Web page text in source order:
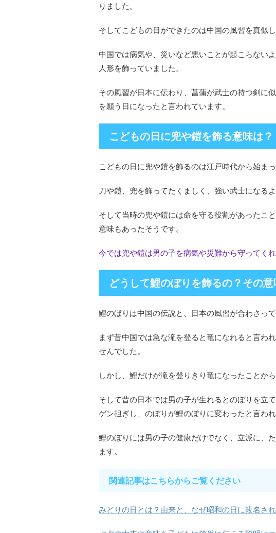
りました。
そしてこどもの日ができたのは中国の風習を真似し
中国では病気や、災いなど悪いことが起こらない
人形を飾っていました。
その風習が日本に伝わり、菖蒲が武士の持つ剣に
を願う日になったと言われています。
こどもの日に兜や鎧を飾る意味は？
こどもの日に兜や鎧を飾るのは江戸時代から始ま
刀や鎧、兜を飾ってたくましく、強い武士になるよ
そして当時の兜や鎧には命を守る役割があったこ
意味もあったそうです。
今では兜や鎧は男の子を病気や災難から守ってく
どうして鯉のぼりを飾るの？その意
鯉のぼりは中国の伝説と、日本の風習が合わさって
まず昔中国では急な滝を登ると竜になれると言わ
せんでした。
しかし、鯉だけが滝を登りきり竜になったことか
そして昔の日本では男の子が生れるとのぼりを立
ゲン担ぎし、のぼりが鯉のぼりに変わったと言われ
鯉のぼりには男の子の健康だけでなく、立派に、
ます。
関連記事はこちらからご覧ください
みどりの日とは？由来と、なぜ昭和の日に改名さ